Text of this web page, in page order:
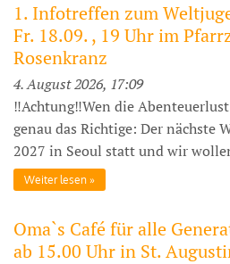
1. Infotreffen zum
Fr. 18.09. , 19 Uhr im
Rosenkranz
4. August 2026, 17:09
‼️Achtung‼️Wen die
genau das Richtige: Der nächste
2027 in Seoul statt und wir
Weiter lesen
Oma`s Café für alle
ab 15.00 Uhr in St.